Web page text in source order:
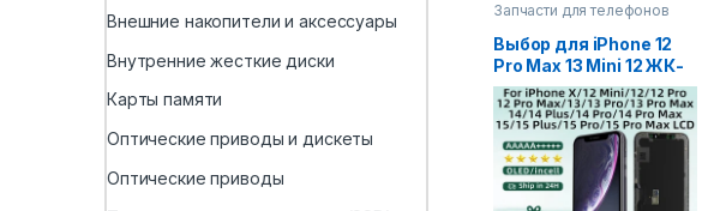
Запчасти для телефонов
Выбор для iPhone 12
Pro Max 13 Mini 12 ЖК-
дисплей с 3D-
дигитайзером
сенсорного экрана
для iPhone 14 plus 14
Pro Max 15 Plus
Дисплей X XR
Внешние накопители и аксессуары
Внутренние жесткие диски
Карты памяти
Оптические приводы и дискеты
Оптические приводы